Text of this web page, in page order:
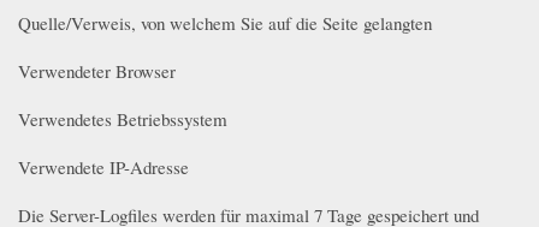
Quelle/Verweis, von welchem Sie auf die Seite gelangten
Verwendeter Browser
Verwendetes Betriebssystem
Verwendete IP-Adresse
Die Server-Logfiles werden für maximal 7 Tage gespeichert und